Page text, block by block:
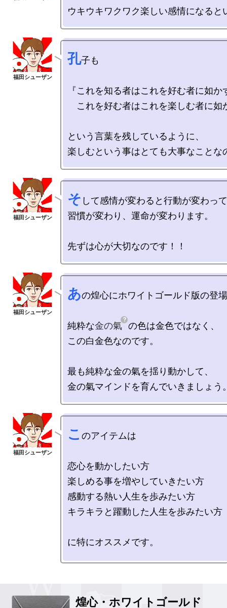
孔子も
『これを知る者はこれを好む者に如か
これを好む者はこれを楽しむ者に如
という言葉を残しているように、
そ して感情が変わると行動が変わっ
習慣が変わり、運命が変わります。
あの煌心にホワイトゴールド版の登
純粋な金の氣 の色は金色ではなく、
この白金色なのです。
最も純粋な金の氣を揺り動かして、
こ のアイテムは
恋心を動かしたい方
楽しめる事を増やしていきたい方
感動する熱い人生を歩みたい方
キラキラと躍動した人生を歩みたい方
に特にオススメです。
煌心・ホワイトゴールド